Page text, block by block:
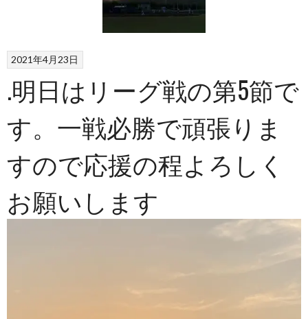
2021年4月23日
.明日はリーグ戦の第5節で
す。一戦必勝で頑張りま
すので応援の程よろしく
お願いします️